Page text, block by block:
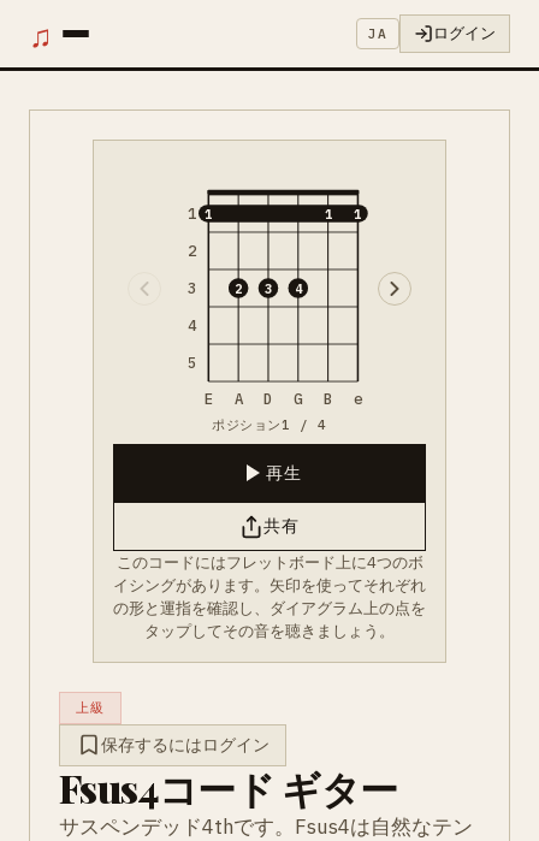
♫ JA ログイン
1
2
3
4
5
1
2 3 4
1 1
E A D G B e
ポジション1 / 4
再生
共有
このコードにはフレットボード上に4つのボ
イシングがあります。矢印を使ってそれぞれ
の形と運指を確認し、ダイアグラム上の点を
タップしてその音を聴きましょう。
上級
保存するにはログイン
Fsus4コード ギター
サスペンデッド4thです。Fsus4は自然なテン